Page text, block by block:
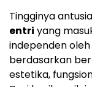
Tingginya
entri yang
independen
berdasarkan
estetika,